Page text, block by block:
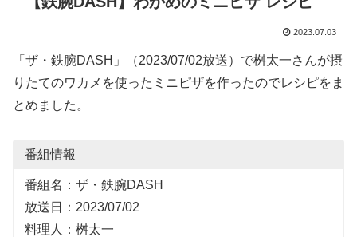
2023.07.03
「ザ・鉄腕DASH」（2023/07/02放送）で桝太一さんが摂
りたてのワカメを使ったミニピザを作ったのでレシピをま
とめました。
番組情報
番組名：ザ・鉄腕DASH
放送日：2023/07/02
料理人：桝太一